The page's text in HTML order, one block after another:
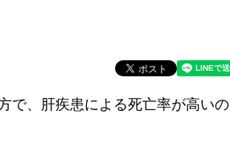
で、肝疾患による死亡率が高いの